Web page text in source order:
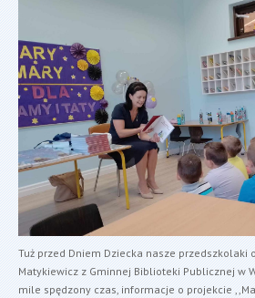
Tuż przed Dniem Dziecka nasze przedszkolaki
Matykiewicz z Gminnej Biblioteki Publicznej w
mile spędzony czas, informacje o projekcie